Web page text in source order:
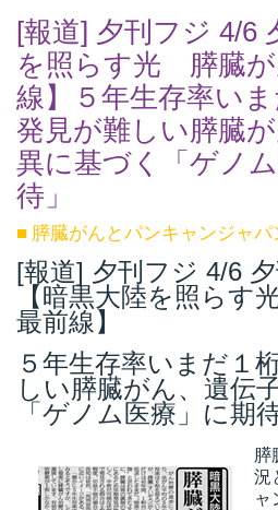
[報道] 夕刊フジ 4/6
を照らす光 膵臓が
線】５年生存率い
発見が難しい膵臓
異に基づく「ゲノ
待」
■ 膵臓がん とパンキャンジャパ
[報道] 夕刊フジ 4/6
【暗黒大陸を照ら
最前線】
５年生存率いまだ１
しい膵臓がん、遺伝
「ゲノム医療」に期
膵
況
ャ